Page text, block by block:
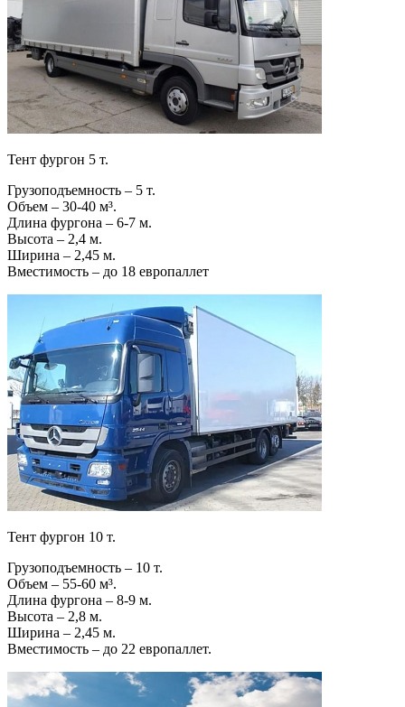
Тент фургон 5 т.
Грузоподъемность – 5 т.
Объем – 30-40 м³.
Длина фургона – 6-7 м.
Высота – 2,4 м.
Ширина – 2,45 м.
Вместимость – до 18 европаллет
Тент фургон 10 т.
Грузоподъемность – 10 т.
Объем – 55-60 м³.
Длина фургона – 8-9 м.
Высота – 2,8 м.
Ширина – 2,45 м.
Вместимость – до 22 европаллет.